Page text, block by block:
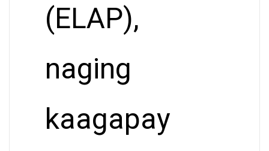
(ELAP),
naging
kaagapay